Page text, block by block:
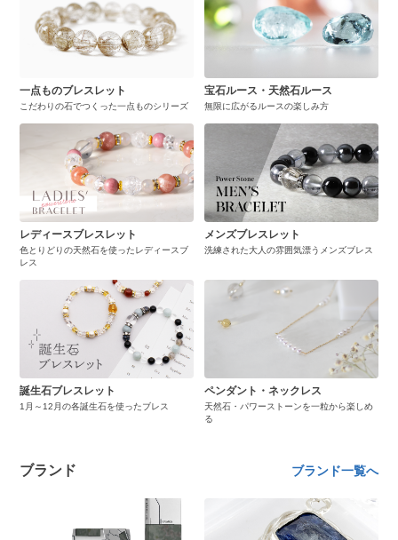
一点ものブレスレット
こだわりの石でつくった一点ものシリーズ
宝石ルース・天然石ルース
無限に広がるルースの楽しみ方
レディースブレスレット
色とりどりの天然石を使ったレディースブ
レス
メンズブレスレット
洗練された大人の雰囲気漂うメンズブレス
誕生石ブレスレット
1月～12月の各誕生石を使ったブレス
ペンダント・ネックレス
天然石・パワーストーンを一粒から楽しめ
る
ブランド ブランド一覧へ